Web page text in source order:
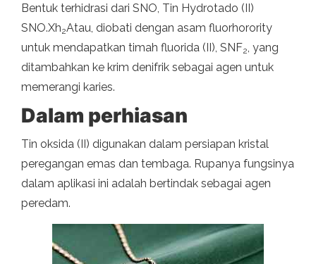
Bentuk terhidrasi dari SNO, Tin Hydrotado (II)
SNO.Xh2Atau, diobati dengan asam fluorhorority
untuk mendapatkan timah fluorida (II), SNF2, yang
ditambahkan ke krim denifrik sebagai agen untuk
memerangi karies.
Dalam perhiasan
Tin oksida (II) digunakan dalam persiapan kristal
peregangan emas dan tembaga. Rupanya fungsinya
dalam aplikasi ini adalah bertindak sebagai agen
peredam.